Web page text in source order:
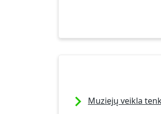
Muziejų veikla